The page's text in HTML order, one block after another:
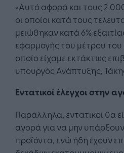
«Αυτό αφορά και τους
οι οποίοι κατά τους
μειώθηκαν κατά 6%
εφαρμογής του μέτρου
οποίο είχαμε εκτάκτως
υπουργός Ανάπτυξης,
Εντατικοί έλεγχοι στην
Παράλληλα, εντατικοί θα
αγορά για να μην
προϊόντα, ενώ ήδη έχουν